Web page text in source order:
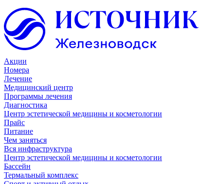
Акции
Номера
Лечение
Медицинский центр
Программы лечения
Диагностика
Центр эстетической медицины и косметологии
Прайс
Питание
Чем заняться
Вся инфраструктура
Центр эстетической медицины и косметологии
Бассейн
Термальный комплекс